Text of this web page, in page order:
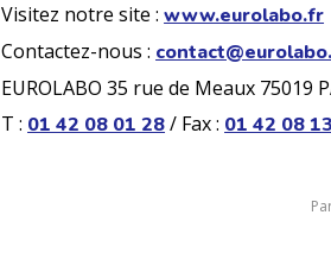
Visitez notre site :www.eurolabo.fr
Contactez-nous :
EUROLABO 35 rue de Meaux 75019
T : 01 42 08 01 28/ Fax : 01 42 08